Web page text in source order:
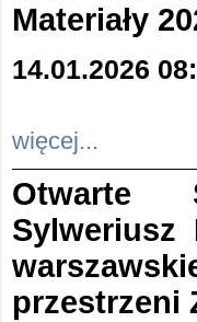
Materiały
14.01.2026
więcej...
Otwarte
Sylweriusz
przestrzeni